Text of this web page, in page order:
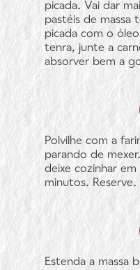
picada. Vai dar
pastéis de massa
picada com o
tenra, junte a
absorver bem a
Polvilhe com a
parando de
deixe cozinhar
minutos. Reserve.
Estenda a massa